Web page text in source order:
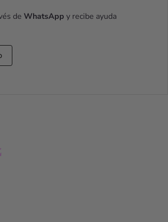
de WhatsApp y recibe ayuda